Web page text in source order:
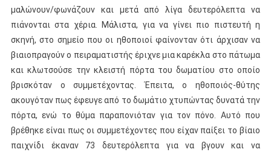
μαλώνουν/φωνάζουν και μετά από λίγα δευτερόλεπτα να
πιάνονται στα χέρια. Μάλιστα, για να γίνει πιο πιστευτή η
σκηνή, στο σημείο που οι ηθοποιοί φαίνονταν ότι άρχισαν να
βιαιοπραγούν ο πειραματιστής έριχνε μια καρέκλα στο πάτωμα
και κλωτσούσε την κλειστή πόρτα του δωματίου στο οποίο
βρισκόταν ο συμμετέχοντας. Έπειτα, ο ηθοποιός-θύτης
ακουγόταν πως έφευγε από το δωμάτιο χτυπώντας δυνατά την
πόρτα, ενώ το θύμα παραπονιόταν για τον πόνο. Αυτό που
βρέθηκε είναι πως οι συμμετέχοντες που είχαν παίξει το βίαιο
παιχνίδι έκαναν 73 δευτερόλεπτα για να βγουν και να